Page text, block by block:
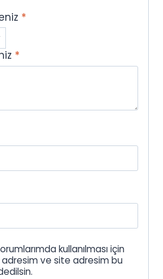
*
*
kullanılması için
ve site adresim bu